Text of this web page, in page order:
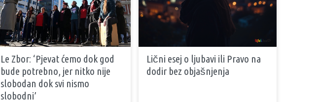
Le Zbor: ‘Pjevat ćemo dok god
bude potrebno, jer nitko nije
slobodan dok svi nismo
slobodni’
Lični esej o ljubavi ili Pravo na
dodir bez objašnjenja